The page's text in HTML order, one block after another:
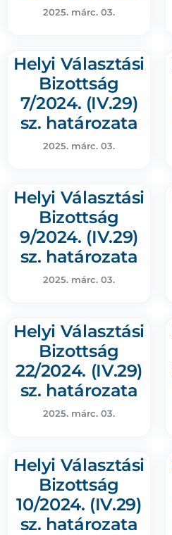
2025. márc. 03.
Helyi Választási
Bizottság
7/2024. (IV.29)
sz. határozata
2025. márc. 03.
Helyi Választási
Bizottság
9/2024. (IV.29)
sz. határozata
2025. márc. 03.
Helyi Választási
Bizottság
22/2024. (IV.29)
sz. határozata
2025. márc. 03.
Helyi Választási
Bizottság
10/2024. (IV.29)
sz. határozata